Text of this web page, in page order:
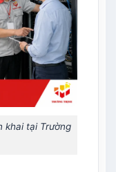
khai tại Trường